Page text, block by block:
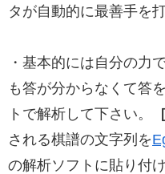
タが自動的に最善手を打
・基本的には自分の力
も答が分からなくて答
トで解析して下さい。
される棋譜の文字列を
の解析ソフトに貼り付